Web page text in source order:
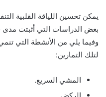
يمكن تحسين اللياقة القلبية
بعض الدراسات التي أثبتت
وفيما يلي من الأنشطة التي تنمي
لتلك التمارين:
المشي السريع.